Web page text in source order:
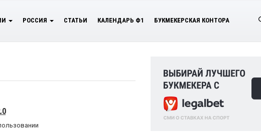
РОССИЯ СТАТЬИ КАЛЕНДАРЬ Ф1 БУКМЕКЕРСКАЯ КОНТОРА